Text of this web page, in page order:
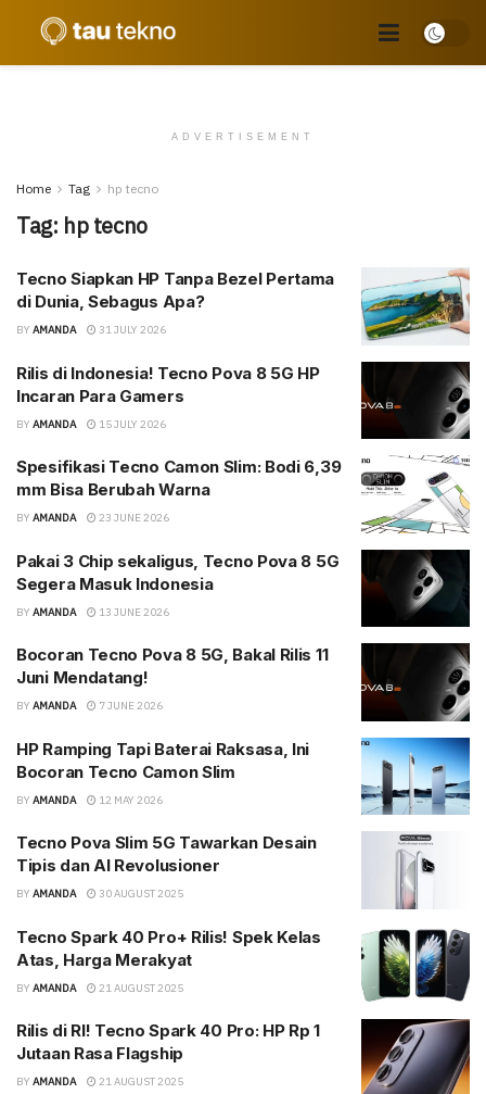
ADVERTISEMENT
Home Tag hp tecno
Tag: hp tecno
Tecno Siapkan HP Tanpa Bezel Pertama
di Dunia, Sebagus Apa?
BY AMANDA 31 JULY 2026
Rilis di Indonesia! Tecno Pova 8 5G HP
Incaran Para Gamers
BY AMANDA 15 JULY 2026
Spesifikasi Tecno Camon Slim: Bodi 6,39
mm Bisa Berubah Warna
BY AMANDA 23 JUNE 2026
Pakai 3 Chip sekaligus, Tecno Pova 8 5G
Segera Masuk Indonesia
BY AMANDA 13 JUNE 2026
Bocoran Tecno Pova 8 5G, Bakal Rilis 11
Juni Mendatang!
BY AMANDA 7 JUNE 2026
HP Ramping Tapi Baterai Raksasa, Ini
Bocoran Tecno Camon Slim
BY AMANDA 12 MAY 2026
Tecno Pova Slim 5G Tawarkan Desain
Tipis dan AI Revolusioner
BY AMANDA 30 AUGUST 2025
Tecno Spark 40 Pro+ Rilis! Spek Kelas
Atas, Harga Merakyat
BY AMANDA 21 AUGUST 2025
Rilis di RI! Tecno Spark 40 Pro: HP Rp 1
Jutaan Rasa Flagship
BY AMANDA 21 AUGUST 2025